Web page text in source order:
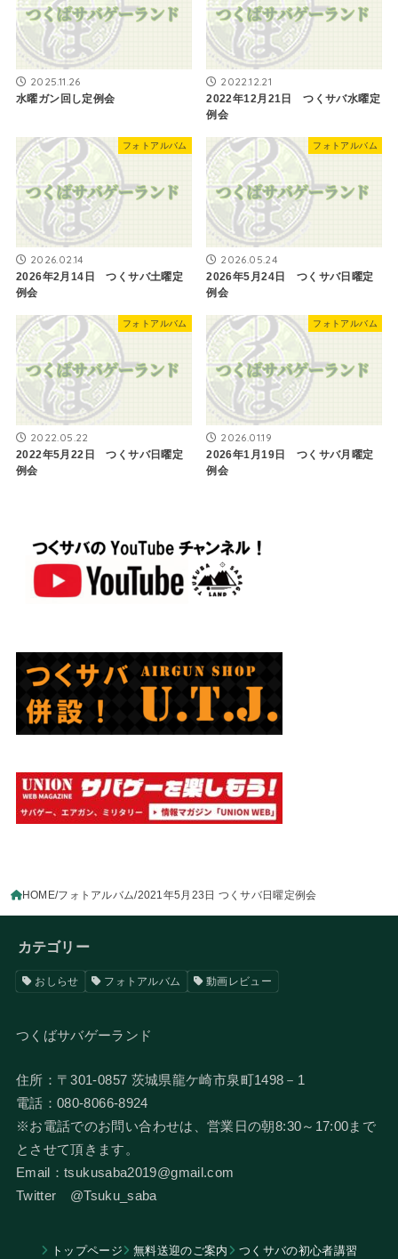
2025.11.26
水曜ガン回し定例会
2022.12.21
2022年12月21日 つくサバ水曜定
例会
フォトアルバム
2026.02.14
2026年2月14日 つくサバ土曜定
例会
フォトアルバム
2026.05.24
2026年5月24日 つくサバ日曜定
例会
フォトアルバム
2022.05.22
2022年5月22日 つくサバ日曜定
例会
フォトアルバム
2026.01.19
2026年1月19日 つくサバ月曜定
例会
HOME フォトアルバム 2021年5月23日 つくサバ日曜定例会
カテゴリー
おしらせ フォトアルバム 動画レビュー
つくばサバゲーランド
住所：〒301-0857 茨城県龍ケ崎市泉町1498－1
電話：080-8066-8924
​※お電話でのお問い合わせは、営業日の朝8:30～17:00まで
とさせて頂きます。
Email：tsukusaba2019@gmail.com
​Twitter @Tsuku_saba
トップページ 無料送迎のご案内 つくサバの初心者講習